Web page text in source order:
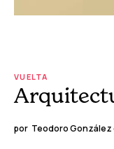
VUELTA
por Teodoro González